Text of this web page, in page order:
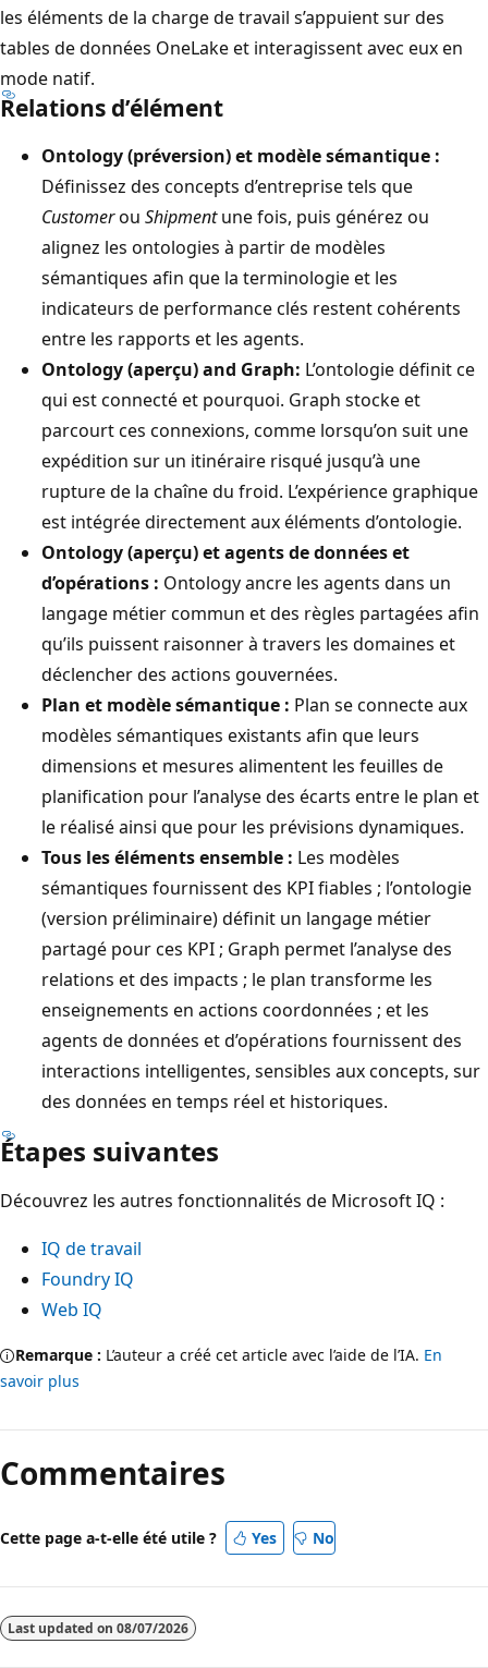
les éléments de la charge de travail s’appuient sur des
tables de données OneLake et interagissent avec eux en
mode natif.
Relations d’élément
Ontology (préversion) et modèle sémantique :
Définissez des concepts d’entreprise tels que
Customerou Shipmentune fois, puis générez ou
alignez les ontologies à partir de modèles
sémantiques afin que la terminologie et les
indicateurs de performance clés restent cohérents
entre les rapports et les agents.
Ontology (aperçu) and Graph: L’ontologie définit ce
qui est connecté et pourquoi. Graph stocke et
parcourt ces connexions, comme lorsqu’on suit une
expédition sur un itinéraire risqué jusqu’à une
rupture de la chaîne du froid. L’expérience graphique
est intégrée directement aux éléments d’ontologie.
Ontology (aperçu) et agents de données et
d’opérations : Ontology ancre les agents dans un
langage métier commun et des règles partagées afin
qu’ils puissent raisonner à travers les domaines et
déclencher des actions gouvernées.
Plan et modèle sémantique : Plan se connecte aux
modèles sémantiques existants afin que leurs
dimensions et mesures alimentent les feuilles de
planification pour l’analyse des écarts entre le plan et
le réalisé ainsi que pour les prévisions dynamiques.
Tous les éléments ensemble : Les modèles
sémantiques fournissent des KPI fiables ; l’ontologie
(version préliminaire) définit un langage métier
partagé pour ces KPI ; Graph permet l’analyse des
relations et des impacts ; le plan transforme les
enseignements en actions coordonnées ; et les
agents de données et d’opérations fournissent des
interactions intelligentes, sensibles aux concepts, sur
des données en temps réel et historiques.
Étapes suivantes
Découvrez les autres fonctionnalités de Microsoft IQ :
IQ de travail
Foundry IQ
Web IQ
Remarque : L’auteur a créé cet article avec l’aide de l’IA. En
savoir plus
Commentaires
Cette page a-t-elle été utile ? Yes No
Last updated on 08/07/2026